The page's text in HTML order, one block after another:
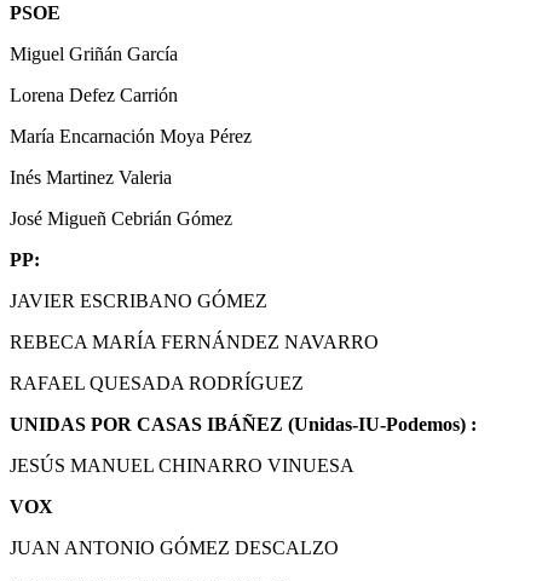
PSOE
Miguel Griñán García
Lorena Defez Carrión
María Encarnación Moya Pérez
Inés Martinez Valeria
José Migueñ Cebrián Gómez
PP:
JAVIER ESCRIBANO GÓMEZ
REBECA MARÍA FERNÁNDEZ NAVARRO
RAFAEL QUESADA RODRÍGUEZ
UNIDAS POR CASAS IBÁÑEZ (Unidas-IU-Podemos) :
JESÚS MANUEL CHINARRO VINUESA
VOX
JUAN ANTONIO GÓMEZ DESCALZO